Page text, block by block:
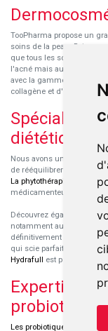
TooPharma propose un
soins de la peau.
que tous les soins pour
l'acné mais aussi des
avec la gamme anti-âge
collagène et d'acide
diététique
Nous avons un
de rééquilibrer des
La phytothérapie
médicamenteux lorsqu'ils
Découvrez également les
notamment au sein de la
définitivement axée sur le
qui scie parfaitement aux
Hydrafull est pensée pour
Expertise
probiotiques
Les probiotiques font parti